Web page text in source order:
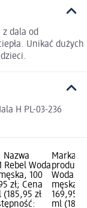
z dala od
Unikać dużych
H PL-03-236
Nazwa
Rebel Woda
100
zł; Cena
zł
Marka:
Woda
męska,
169,95
ml